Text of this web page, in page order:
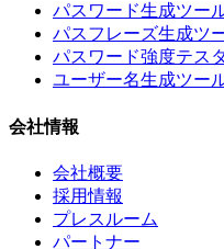
パスワード生成ツー
パスフレーズ生成ツ
パスワード強度テス
ユーザー名生成ツー
会社情報
会社概要
採用情報
プレスルーム
パートナー